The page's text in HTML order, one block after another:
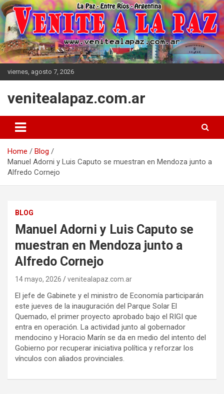
Skip
to
content
viernes, agosto 7, 2026
venitealapaz.com.ar
Home
Blog
Manuel Adorni y Luis Caputo se muestran en Mendoza junto a
Alfredo Cornejo
BLOG
Manuel Adorni y Luis Caputo se
muestran en Mendoza junto a
Alfredo Cornejo
14 mayo, 2026 venitealapaz.com.ar
El jefe de Gabinete y el ministro de Economía participarán
este jueves de la inauguración del Parque Solar El
Quemado, el primer proyecto aprobado bajo el RIGI que
entra en operación. La actividad junto al gobernador
mendocino y Horacio Marín se da en medio del intento del
Gobierno por recuperar iniciativa política y reforzar los
vínculos con aliados provinciales.